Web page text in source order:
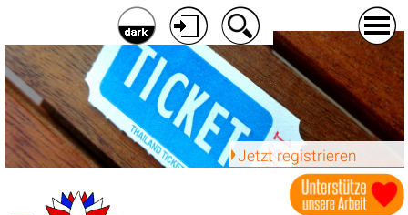
Jetzt registrieren